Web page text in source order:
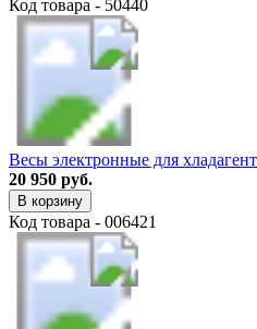
Код товара - 50440
Весы электронные для
20 950 руб.
В корзину
Код товара - 006421